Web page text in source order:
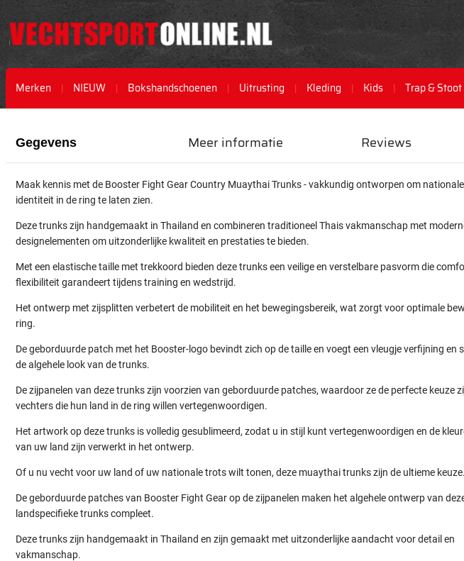
Merken NIEUW Bokshandschoenen Uitrusting Kleding Kids Trap & Stoot
het
afbeeldingen-
het
afbeeldingen-
Gegevens
Maak kennis met de Booster Fight Gear Country Muaythai Trunks - vakkundig ontworpen om
identiteit in de ring te laten zien.
Deze trunks zijn handgemaakt in Thailand en combineren traditioneel Thais vakmanschap met
designelementen om uitzonderlijke kwaliteit en prestaties te bieden.
Met een elastische taille met trekkoord bieden deze trunks een veilige en verstelbare pasvorm die
flexibiliteit garandeert tijdens training en wedstrijd.
Het ontwerp met zijsplitten verbetert de mobiliteit en het bewegingsbereik, wat zorgt voor optimale
ring.
De geborduurde patch met het Booster-logo bevindt zich op de taille en voegt een vleugje verfijning en
de algehele look van de trunks.
De zijpanelen van deze trunks zijn voorzien van geborduurde patches, waardoor ze de perfecte keuze
vechters die hun land in de ring willen vertegenwoordigen.
Het artwork op deze trunks is volledig gesublimeerd, zodat u in stijl kunt vertegenwoordigen en de
van uw land zijn verwerkt in het ontwerp.
Of u nu vecht voor uw land of uw nationale trots wilt tonen, deze muaythai trunks zijn de ultieme keuze.
De geborduurde patches van Booster Fight Gear op de zijpanelen maken het algehele ontwerp van
landspecifieke trunks compleet.
Deze trunks zijn handgemaakt in Thailand en zijn gemaakt met uitzonderlijke aandacht voor detail en
vakmanschap.
Meer informatie Reviews